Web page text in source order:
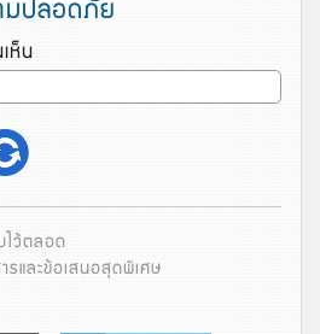
มปลอดภัย
ห็น
ไว้ตลอด
รและข้อเสนอสุดพิเศษ